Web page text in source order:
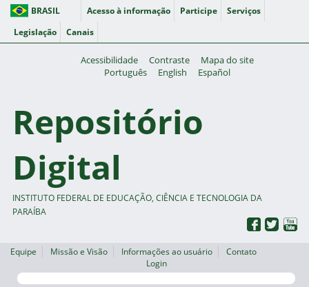
BRASIL Acesso à informação Participe
Serviços
Legislação
Canais
Acessibilidade Contraste
Mapa do site
Português
English Español
Repositório
Digital
INSTITUTO FEDERAL DE EDUCAÇÃO, CIÊNCIA E TECNOLOGIA DA
PARAÍBA
Equipe Missão e Visão Informações ao usuário
Contato
Login